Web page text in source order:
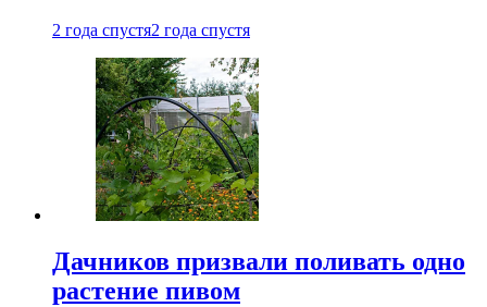
2 года спустя2 года спустя
Дачников призвали поливать одно
растение пивом